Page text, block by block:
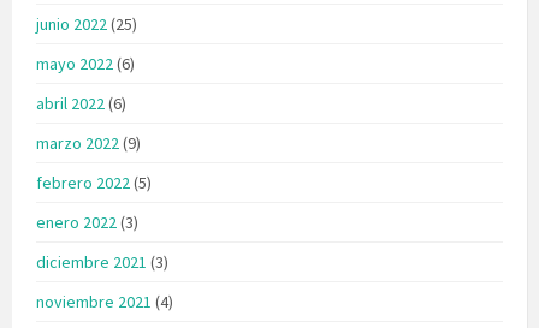
junio 2022(25)
mayo 2022(6)
abril 2022(6)
marzo 2022(9)
febrero 2022(5)
enero 2022(3)
diciembre 2021 (3)
noviembre 2021 (4)